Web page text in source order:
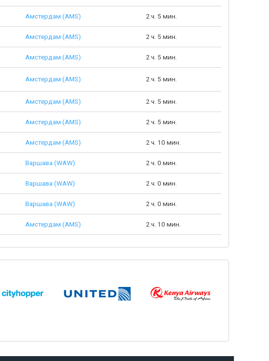
Амстердам (AMS) 2 ч. 5 мин.
Амстердам (AMS) 2 ч. 5 мин.
Амстердам (AMS) 2 ч. 5 мин.
Амстердам (AMS) 2 ч. 5 мин.
Амстердам (AMS) 2 ч. 5 мин.
Амстердам (AMS) 2 ч. 5 мин.
Амстердам (AMS) 2 ч. 10 мин.
Варшава (WAW) 2 ч. 0 мин.
Варшава (WAW) 2 ч. 0 мин.
Варшава (WAW) 2 ч. 0 мин.
Амстердам (AMS) 2 ч. 10 мин.